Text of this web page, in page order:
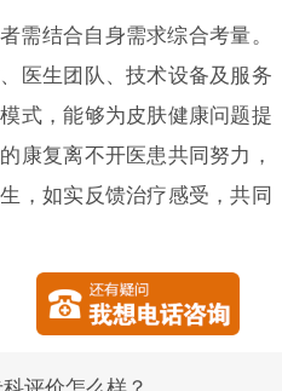
需结合自身需求综合考量。
医生团队、技术设备及服务
式，能够为皮肤健康问题提
康复离不开医患共同努力，
，如实反馈治疗感受，共同